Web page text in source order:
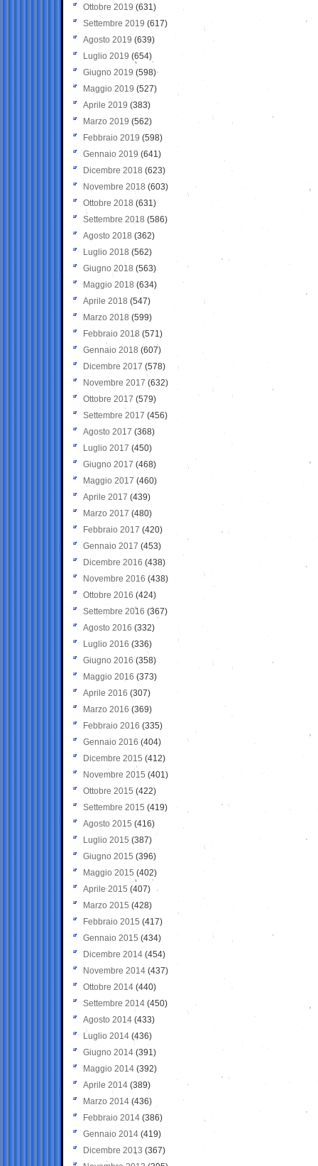
Ottobre 2019 (631)
Settembre 2019 (617)
Agosto 2019 (639)
Luglio 2019 (654)
Giugno 2019 (598)
Maggio 2019 (527)
Aprile 2019 (383)
Marzo 2019 (562)
Febbraio 2019 (598)
Gennaio 2019 (641)
Dicembre 2018 (623)
Novembre 2018 (603)
Ottobre 2018 (631)
Settembre 2018 (586)
Agosto 2018 (362)
Luglio 2018 (562)
Giugno 2018 (563)
Maggio 2018 (634)
Aprile 2018 (547)
Marzo 2018 (599)
Febbraio 2018 (571)
Gennaio 2018 (607)
Dicembre 2017 (578)
Novembre 2017 (632)
Ottobre 2017 (579)
Settembre 2017 (456)
Agosto 2017 (368)
Luglio 2017 (450)
Giugno 2017 (468)
Maggio 2017 (460)
Aprile 2017 (439)
Marzo 2017 (480)
Febbraio 2017 (420)
Gennaio 2017 (453)
Dicembre 2016 (438)
Novembre 2016 (438)
Ottobre 2016 (424)
Settembre 2016 (367)
Agosto 2016 (332)
Luglio 2016 (336)
Giugno 2016 (358)
Maggio 2016 (373)
Aprile 2016 (307)
Marzo 2016 (369)
Febbraio 2016 (335)
Gennaio 2016 (404)
Dicembre 2015 (412)
Novembre 2015 (401)
Ottobre 2015 (422)
Settembre 2015 (419)
Agosto 2015 (416)
Luglio 2015 (387)
Giugno 2015 (396)
Maggio 2015 (402)
Aprile 2015 (407)
Marzo 2015 (428)
Febbraio 2015 (417)
Gennaio 2015 (434)
Dicembre 2014 (454)
Novembre 2014 (437)
Ottobre 2014 (440)
Settembre 2014 (450)
Agosto 2014 (433)
Luglio 2014 (436)
Giugno 2014 (391)
Maggio 2014 (392)
Aprile 2014 (389)
Marzo 2014 (436)
Febbraio 2014 (386)
Gennaio 2014 (419)
Dicembre 2013 (367)